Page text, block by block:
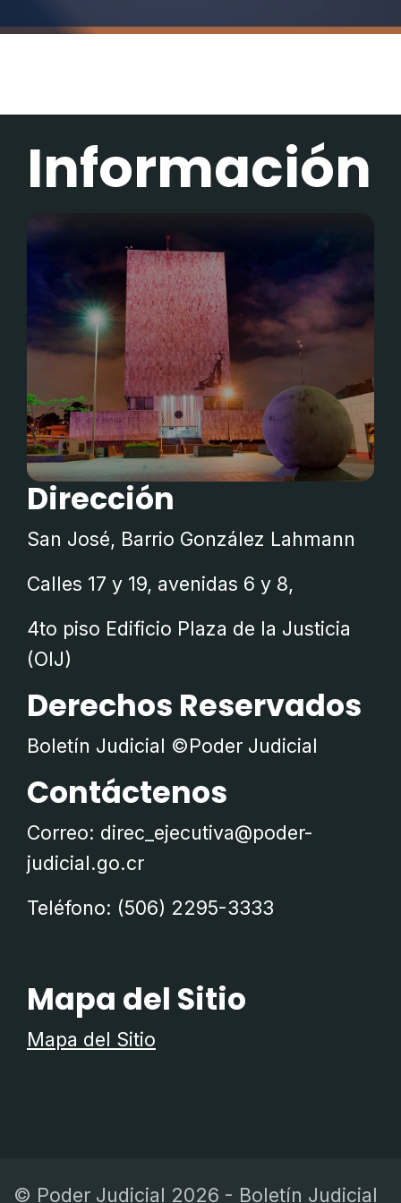
Información
Dirección
San José, Barrio González Lahmann
Calles 17 y 19, avenidas 6 y 8,
4to piso Edificio Plaza de la Justicia
(OIJ)
Derechos Reservados
Boletín Judicial ©Poder Judicial
Contáctenos
Correo: direc_ejecutiva@poder-
judicial.go.cr
Teléfono: (506) 2295-3333
Mapa del Sitio
Mapa del Sitio
© Poder Judicial 2026 - Boletín Judicial